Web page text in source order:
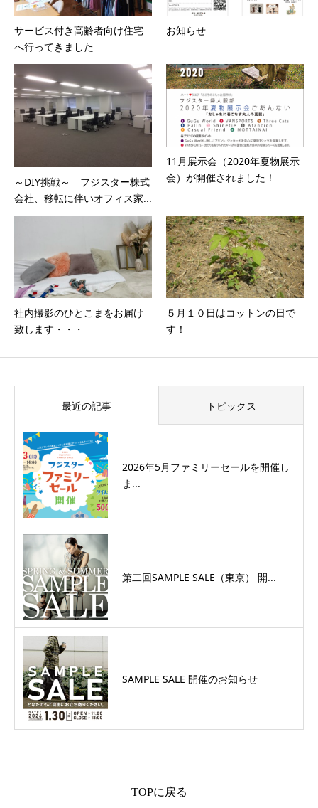
サービス付き高齢者向け住宅
へ行ってきました
お知らせ
～DIY挑戦～ フジスター株式
会社、移転に伴いオフィス家...
11月展示会（2020年夏物展示
会）が開催されました！
社内撮影のひとこまをお届け
致します・・・
５月１０日はコットンの日で
す！
最近の記事 トピックス
2026年5月ファミリーセールを開催し
ま...
第二回SAMPLE SALE（東京） 開...
SAMPLE SALE 開催のお知らせ
TOPに戻る